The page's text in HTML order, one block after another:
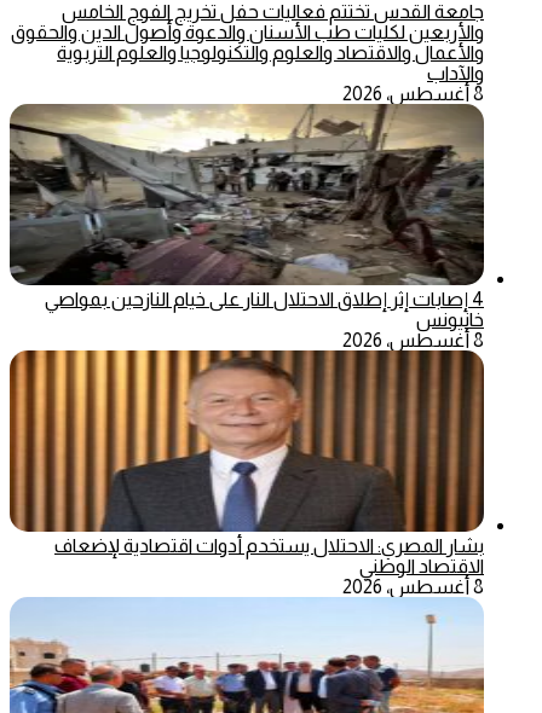
جامعة القدس تختتم فعاليات حفل تخريج الفوج الخامس
والأربعين لكليات طب الأسنان والدعوة وأصول الدين والحقوق
والأعمال والاقتصاد والعلوم والتكنولوجيا والعلوم التربوية
والآداب
8 أغسطس، 2026
4 إصابات إثر إطلاق الاحتلال النار على خيام النازحين بمواصي
خانيونس
8 أغسطس، 2026
بشار المصري: الاحتلال يستخدم أدوات اقتصادية لإضعاف
الاقتصاد الوطني
8 أغسطس، 2026